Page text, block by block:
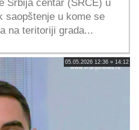
Srbija centar (SRCE) u
saopštenje u kome se
na teritoriji grada...
05.05.2026 12:36 » 14:12